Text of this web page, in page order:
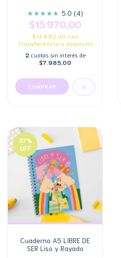
★★★★★ 5.0 (4)
$15.970,00
$14.692,40 con
Transferencia o depósito
2 cuotas sin interés de
$7.985,00
COMPRAR
37%
OFF
Cuaderno A5 LIBRE DE
SER Liso y Rayado